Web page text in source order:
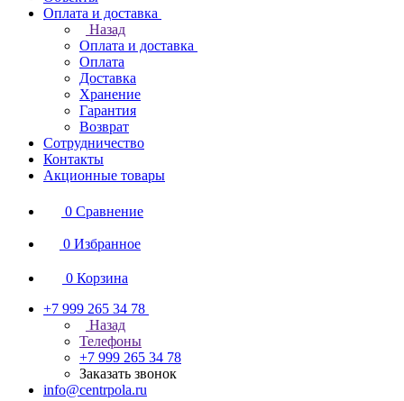
Оплата и доставка
Назад
Оплата и доставка
Оплата
Доставка
Хранение
Гарантия
Возврат
Сотрудничество
Контакты
Акционные товары
0 Сравнение
0 Избранное
0 Корзина
+7 999 265 34 78
Назад
Телефоны
+7 999 265 34 78
Заказать звонок
info@centrpola.ru